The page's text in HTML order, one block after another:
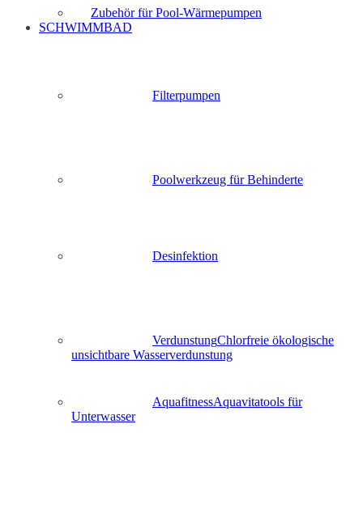
Zubehör für Pool-Wärmepumpen
SCHWIMMBAD
Filterpumpen
Poolwerkzeug für Behinderte
Desinfektion
VerdunstungChlorfreie ökologische
unsichtbare Wasserverdunstung
AquafitnessAquavitatools für
Unterwasser